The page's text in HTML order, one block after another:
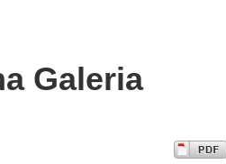
Galeria